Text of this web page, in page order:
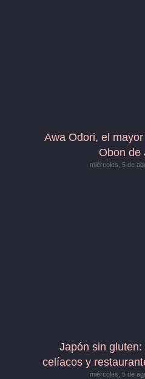
Awa Odori, el
Obon de
miércoles, 5 de
Japón sin
celíacos y
miércoles, 5 de